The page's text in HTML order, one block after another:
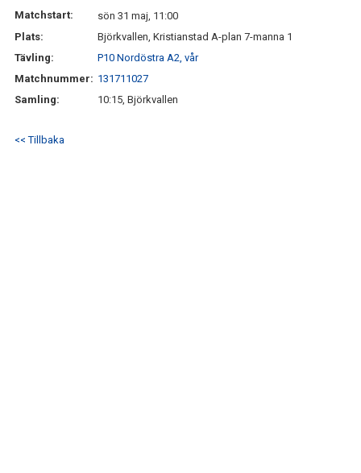
MATCHER
TRUPPEN
BILDGALLERI
Matchstart:
sön 31 maj, 11:00
Plats:
Björkvallen, Kristianstad A-plan 7-manna 1
Tävling:
P10 Nordöstra A2, vår
Matchnummer: 131711027
Samling:
10:15, Björkvallen
<< Tillbaka